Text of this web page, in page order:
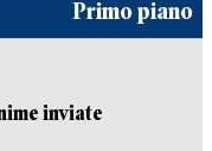
Primo piano
inviate